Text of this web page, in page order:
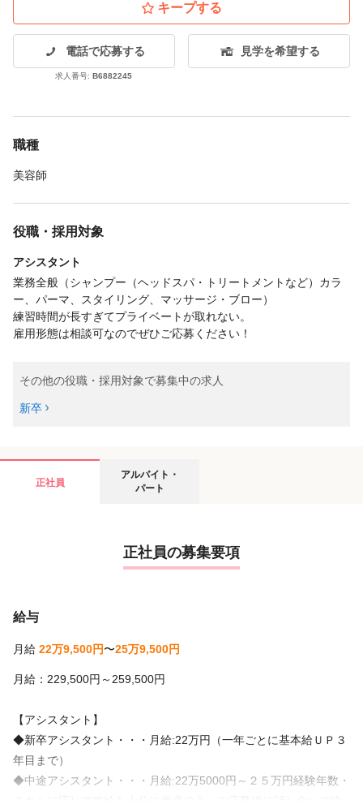
キープする
電話で応募する
求人番号:B6882245
見学を希望する
職種
美容師
役職・採用対象
アシスタント
業務全般（シャンプー（ヘッドスパ・トリートメントなど）カラ
ー、パーマ、スタイリング、マッサージ・ブロー）
練習時間が長すぎてプライベートが取れない。
雇用形態は相談可なのでぜひご応募ください！
その他の役職・採用対象で募集中の求人
新卒
正社員
アルバイト・
パート
正社員の募集要項
給与
月給 22万9,500円〜25万9,500円
月給：229,500円～259,500円
【アシスタント】
◆新卒アシスタント・・・月給:22万円（一年ごとに基本給ＵＰ３
年目まで）
◆中途アシスタント・・・月給:22万5000円～２５万円経験年数・